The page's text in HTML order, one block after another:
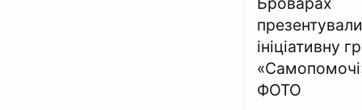
презентували
ініціативну
ФОТО